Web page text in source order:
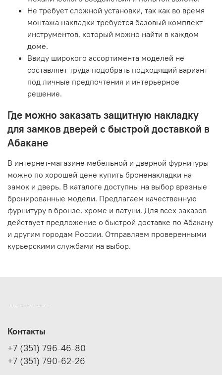
Не требует сложной установки, так как во время
монтажа накладки требуется базовый комплект
инструментов, который можно найти в каждом
доме.
Ввиду широкого ассортимента моделей не
составляет труда подобрать подходящий вариант
под личные предпочтения и интерьерное
решение.
Где можно заказать защитную накладку
для замков дверей с быстрой доставкой в
Абакане
В интернет-магазине мебельной и дверной фурнитуры
можно по хорошей цене купить броненакладки на
замок и дверь. В каталоге доступны на выбор врезные
бронированные модели. Предлагаем качественную
фурнитуру в бронзе, хроме и латуни. Для всех заказов
действует предложение о быстрой доставке по Абакану
и другим городам России. Отправляем проверенными
курьерскими службами на выбор.
ИНТЕРНЕТ-МАГАЗИН ДВЕРНОЙ И МЕБЕЛЬНОЙ ФУРНИТУРЫ САМ
Контакты
+7 (351) 796-46-80
+7 (351) 790-62-26